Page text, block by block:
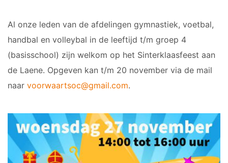
Al onze leden van de afdelingen gymnastiek, voetbal,
handbal en volleybal in de leeftijd t/m groep 4
(basisschool) zijn welkom op het Sinterklaasfeest aan
de Laene. Opgeven kan t/m 20 november via de mail
naar voorwaartsoc@gmail.com.